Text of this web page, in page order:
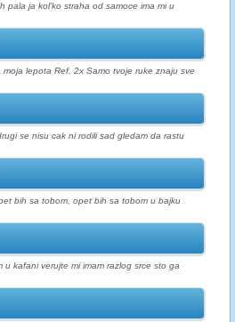
pala ja kol'ko straha od samoce ima mi u
lepota Ref. 2x Samo tvoje ruke znaju sve
se nisu cak ni rodili sad gledam da rastu
bih sa tobom, opet bih sa tobom u bajku
kafani verujte mi imam razlog srce sto ga